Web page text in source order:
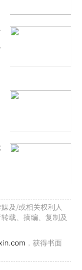
及/或相关权利人
载、摘编、复制及
，获得书面